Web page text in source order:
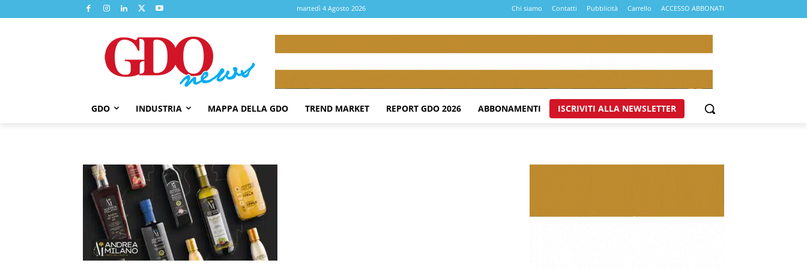
martedì 4 Agosto 2026 Chi siamo Contatti Pubblicità Carrello ACCESSO ABBONATI
GDO INDUSTRIA MAPPA DELLA GDO TREND MARKET REPORT GDO 2026 ABBONAMENTI ISCRIVITI ALLA NEWSLETTER